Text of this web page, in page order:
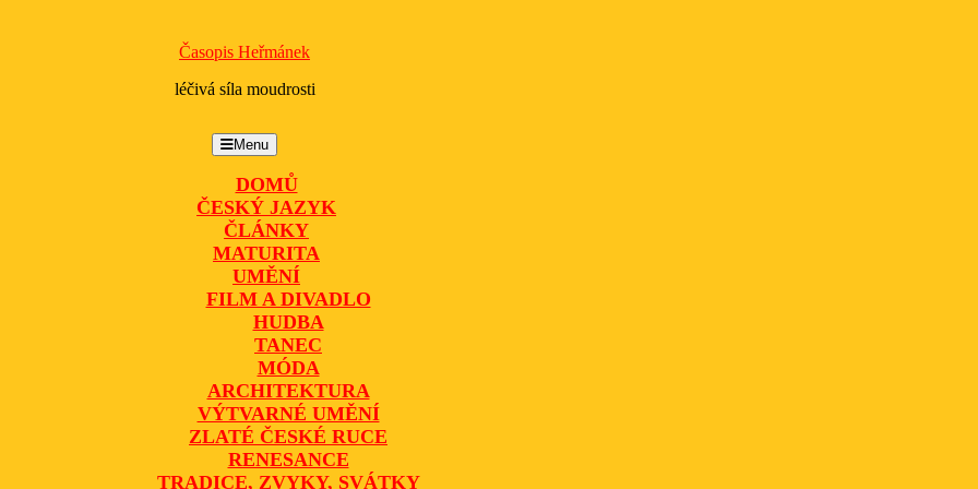
Časopis Heřmánek
léčivá síla moudrosti
MenuMenu
DOMŮ
ČESKÝ JAZYK
ČLÁNKY
MATURITA
UMĚNÍ
FILM A DIVADLO
HUDBA
TANEC
MÓDA
ARCHITEKTURA
VÝTVARNÉ UMĚNÍ
ZLATÉ ČESKÉ RUCE
RENESANCE
TRADICE, ZVYKY, SVÁTKY